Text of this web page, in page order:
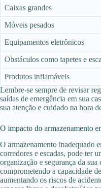
Caixas grandes
Móveis pesados
Equipamentos eletrônicos
Obstáculos como tapetes e
Produtos inflamáveis
Lembre-se sempre de revisar
saídas de emergência em sua
sua atenção e cuidado na hora
O impacto do armazenamento
O armazenamento inadequado
corredores e escadas, pode ter
organização e segurança da sua
comprometendo a capacidade
aumentando os riscos de